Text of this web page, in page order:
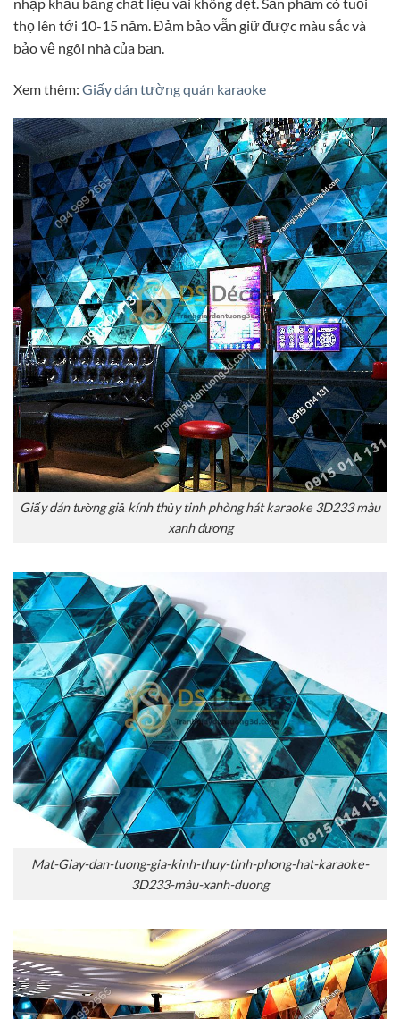
thọ lên tới 10-15 năm. Đảm bảo vẫn giữ được màu sắc và
bảo vệ ngôi nhà của bạn.
Xem thêm: Giấy dán tường quán karaoke
Giấy dán tường giả kính thủy tinh phòng hát karaoke 3D233 màu
xanh dương
Mat-Giay-dan-tuong-gia-kinh-thuy-tinh-phong-hat-karaoke-
3D233-màu-xanh-duong